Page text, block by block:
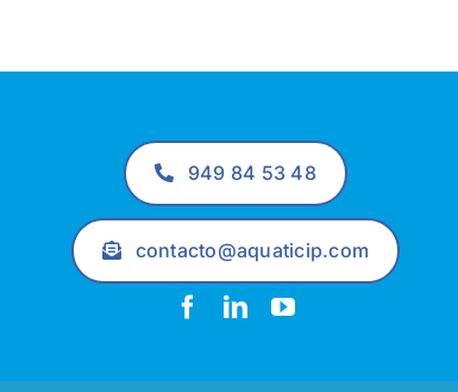
949 84 53 48
contacto@aquaticip.com